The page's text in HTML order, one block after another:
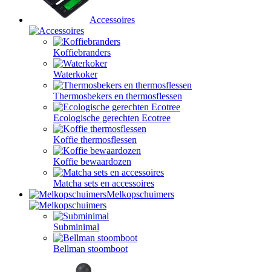
Accessoires
Koffiebranders
Waterkoker
Thermosbekers en thermosflessen
Ecologische gerechten Ecotree
Koffie thermosflessen
Koffie bewaardozen
Matcha sets en accessoires
Melkopschuimers
Subminimal
Bellman stoomboot